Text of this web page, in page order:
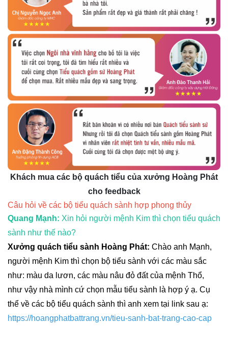
Khách mua các bộ quách tiểu của xưởng Hoàng Phát
cho feedback
Câu hỏi về các bộ tiểu quách sành hợp phong thủy
Quang Mạnh: Xin hỏi người mệnh Kim thì chọn tiểu quách
sành như thế nào?
Xưởng quách tiểu sành Hoàng Phát: Chào anh Mạnh,
người mệnh Kim thì chọn bộ tiểu sành với các màu sắc
như: màu da lươn, các màu nâu đỏ đất của mệnh Thổ,
như vậy nhà mình cứ chọn mẫu tiểu sành là hợp ý ạ. Cụ
thể về các bộ tiểu quách sành thì anh xem tại link sau ạ:
https://hoangphatbattrang.vn/tieu-sanh-bat-trang-cao-cap